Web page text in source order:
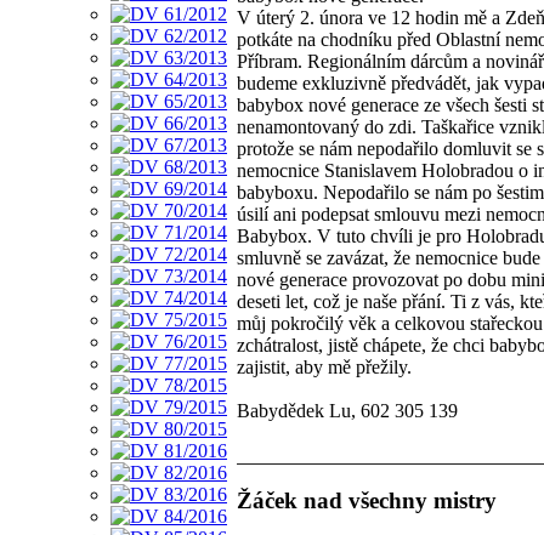
V úterý 2. února ve 12 hodin mě a
potkáte na chodníku před Oblastní
Příbram. Regionálním dárcům a
budeme exkluzivně předvádět, jak
babybox nové generace ze všech šesti
nenamontovaný do zdi. Taškařice
protože se nám nepodařilo domluvit se
nemocnice Stanislavem Holobradou o
babyboxu. Nepodařilo se nám po
úsilí ani podepsat smlouvu mezi
Babybox. V tuto chvíli je pro
smluvně se zavázat, že nemocnice
nové generace provozovat po dobu
deseti let, což je naše přání. Ti z vás,
můj pokročilý věk a celkovou stařeckou
zchátralost, jistě chápete, že chci
zajistit, aby mě přežily.
Babydědek Lu, 602 305 139
Žáček nad všechny mistry